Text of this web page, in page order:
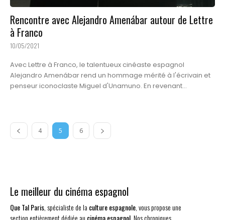
Rencontre avec Alejandro Amenábar autour de Lettre
à Franco
10/05/2021
Avec Lettre à Franco, le talentueux cinéaste espagnol
Alejandro Amenábar rend un hommage mérité à l'écrivain et
penseur iconoclaste Miguel d'Unamuno. En revenant...
4 5 6
Le meilleur du cinéma espagnol
Que Tal Paris, spécialiste de la culture espagnole, vous propose une
section entièrement dédiée au cinéma espagnol . Nos chroniques